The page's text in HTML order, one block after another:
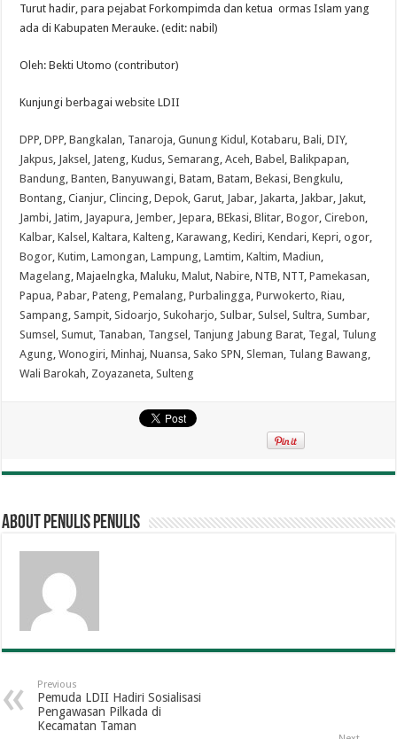
Turut hadir, para pejabat Forkompimda dan ketua ormas Islam yang
ada di Kabupaten Merauke. (edit: nabil)
Oleh: Bekti Utomo (contributor)
Kunjungi berbagai website LDII
DPP ,DPP ,Bangkalan Tanaroja ,Gunung Kidul ,Kotabaru ,Bali ,DIY,
Jakpus Jaksel Jateng ,Kudus ,Semarang ,Aceh ,Babel ,Balikpapan
Bandung ,Banten ,Banyuwangi ,Batam ,Batam ,Bekasi ,Bengkulu
Bontang ,Cianjur ,Clincing ,Depok ,Garut Jabar Jakarta Jakbar Jakut
Jambi Jatim Jayapura Jember Jepara ,BEkasi ,Blitar ,Bogor ,Cirebon
Kalbar ,Kalsel ,Kaltara ,Kalteng ,Karawang ,Kediri ,Kendari ,Kepri ,ogor
Bogor ,Kutim ,Lamongan ,Lampung ,Lamtim ,Kaltim ,Madiun
Magelang ,Majaelngka ,Maluku ,Malut ,Nabire ,NTB ,NTT ,Pamekasan
Papua ,Pabar ,Pateng ,Pemalang ,Purbalingga ,Purwokerto ,Riau
Sampang ,Sampit ,Sidoarjo ,Sukoharjo ,Sulbar ,Sulsel ,Sultra ,Sumbar
Sumsel ,Sumut Tanaban Tangsel Tanjung Jabung Barat Tegal Tulung
Agung ,Wonogiri ,Minhaj ,Nuansa ,Sako SPN ,Sleman Tulang Bawang
Wali Barokah Zoyazaneta ,Sulteng
About penulis penulis
Previous
Pemuda LDII Hadiri Sosialisasi
Pengawasan Pilkada di
Kecamatan Taman